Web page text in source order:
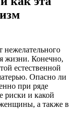
нежелательного
жизни. Конечно,
естественной
Опасно ли
при ряде
риски и какой
женщины, а также в